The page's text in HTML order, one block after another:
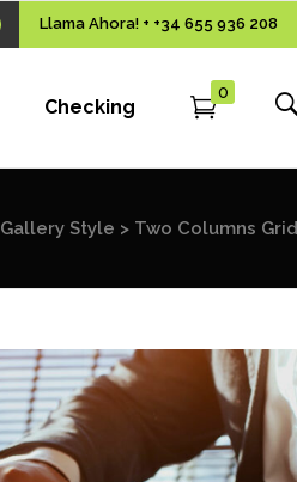
Llama Ahora! + +34 655 936 208
Checking
0
Gallery Style > Two Columns Grid